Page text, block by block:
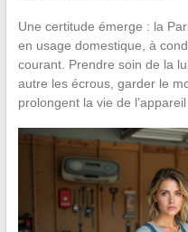
Une certitude émerge : la
en usage domestique, à
courant. Prendre soin de la
autre les écrous, garder le
prolongent la vie de